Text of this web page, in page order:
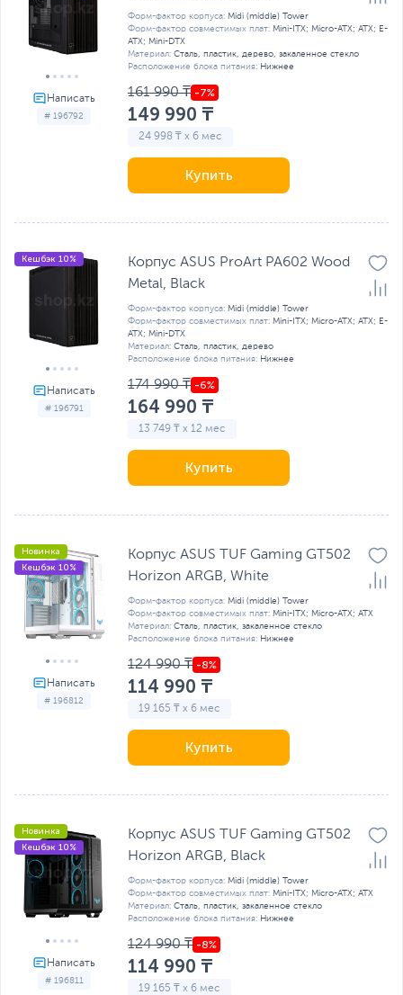
# 196792
Форм-фактор корпуса: Midi (middle) Tower
Форм-фактор совместимых плат: Mini-ITX; Micro-ATX; ATX; E-
ATX; Mini-DTX
Материал: Сталь, пластик, дерево, закаленное стекло
Расположение блока питания: Нижнее
161 990 ₸
149 990 ₸
24 998 ₸ x 6 мес
Купить
# 196791
Кешбэк 10%
Корпус ASUS ProArt PA602 Wood
Metal, Black
Форм-фактор корпуса: Midi (middle) Tower
Форм-фактор совместимых плат: Mini-ITX; Micro-ATX; ATX; E-
ATX; Mini-DTX
Материал: Сталь, пластик, дерево
Расположение блока питания: Нижнее
174 990 ₸
164 990 ₸
13 749 ₸ x 12 мес
Купить
# 196812
Новинка
Кешбэк 10%
Корпус ASUS TUF Gaming GT502
Horizon ARGB, White
Форм-фактор корпуса: Midi (middle) Tower
Форм-фактор совместимых плат: Mini-ITX; Micro-ATX; ATX
Материал: Сталь, пластик, закаленное стекло
Расположение блока питания: Нижнее
124 990 ₸
114 990 ₸
19 165 ₸ x 6 мес
Купить
# 196811
Новинка
Кешбэк 10%
Корпус ASUS TUF Gaming GT502
Horizon ARGB, Black
Форм-фактор корпуса: Midi (middle) Tower
Форм-фактор совместимых плат: Mini-ITX; Micro-ATX; ATX
Материал: Сталь, пластик, закаленное стекло
Расположение блока питания: Нижнее
124 990 ₸
114 990 ₸
19 165 ₸ x 6 мес